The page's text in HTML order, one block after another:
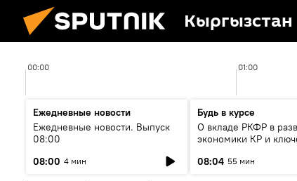
Кыргызстан
00:00 01:00
Ежедневные новости
Ежедневные новости. Выпуск
08:00
08:00 4 мин
Будь в курсе
О вкладе РКФР в
экономики КР и
08:04 55 мин